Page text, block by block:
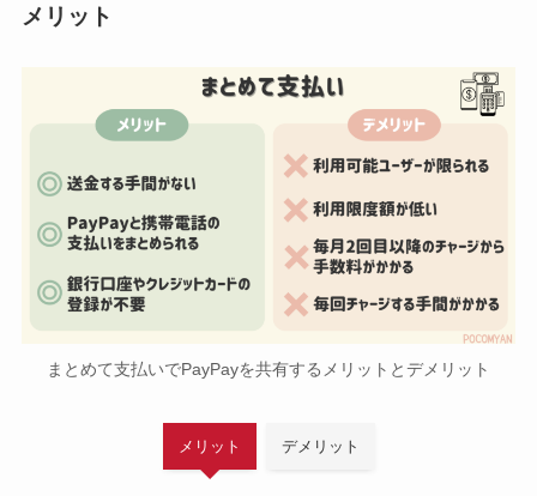
メリット
まとめて支払いでPayPayを共有するメリットとデメリット
メリット デメリット